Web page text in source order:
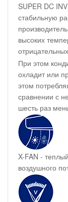
SUPER DC
стабильную
высоких
При этом
охладит или
этом
сравнении с
шесть раз
X-FAN -
воздушного